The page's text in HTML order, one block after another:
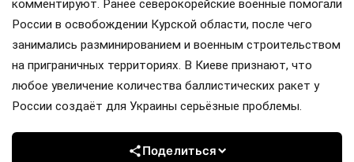
комментируют. Ранее северокорейские военные помогали
России в освобождении Курской области, после чего
занимались разминированием и военным строительством
на приграничных территориях. В Киеве признают, что
любое увеличение количества баллистических ракет у
России создаёт для Украины серьёзные проблемы.
Поделиться